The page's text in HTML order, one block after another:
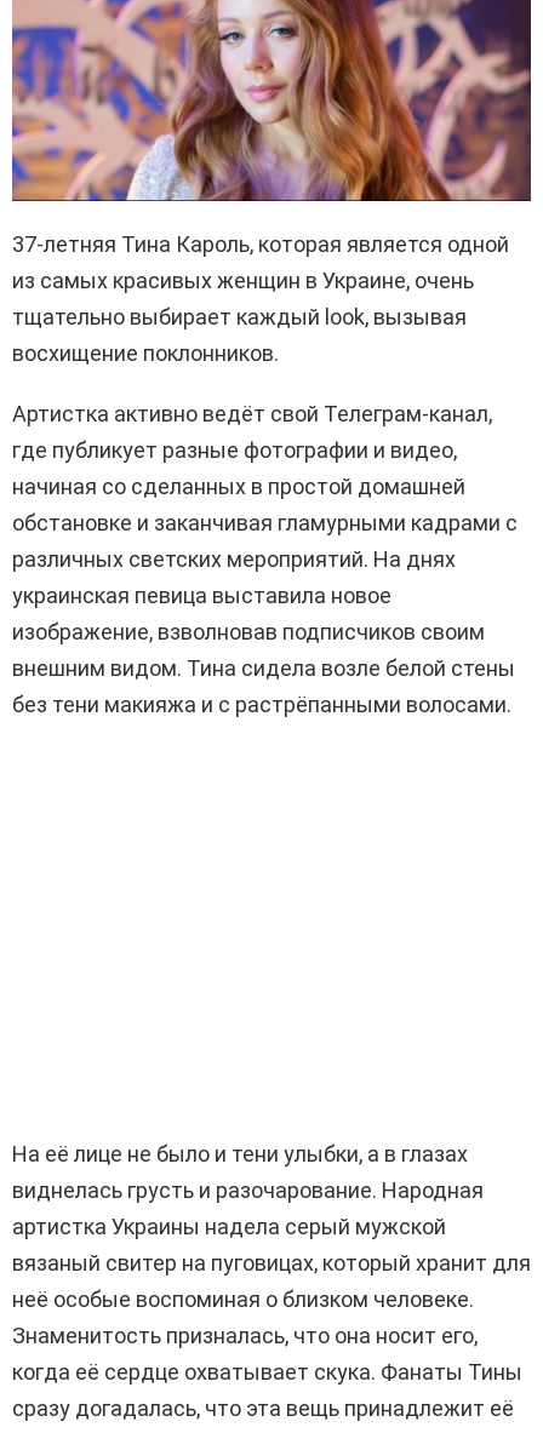
37-летняя Тина Кароль, которая является одной
из самых красивых женщин в Украине, очень
тщательно выбирает каждый look, вызывая
восхищение поклонников.
Артистка активно ведёт свой Телеграм-канал,
где публикует разные фотографии и видео,
начиная со сделанных в простой домашней
обстановке и заканчивая гламурными кадрами с
различных светских мероприятий. На днях
украинская певица выставила новое
изображение, взволновав подписчиков своим
внешним видом. Тина сидела возле белой стены
без тени макияжа и с растрёпанными волосами.
На её лице не было и тени улыбки, а в глазах
виднелась грусть и разочарование. Народная
артистка Украины надела серый мужской
вязаный свитер на пуговицах, который хранит для
неё особые воспоминая о близком человеке.
Знаменитость призналась, что она носит его,
когда её сердце охватывает скука. Фанаты Тины
сразу догадалась, что эта вещь принадлежит её